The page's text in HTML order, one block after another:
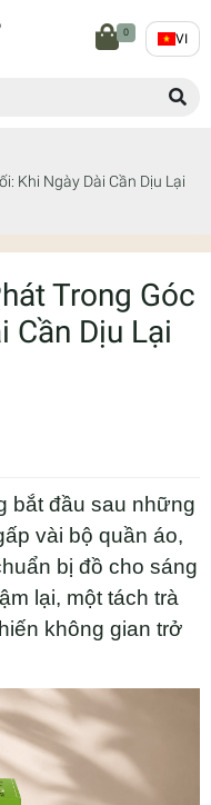
0 VI
Khi Ngày Dài Cần Dịu Lại
Trong Góc
Cần Dịu Lại
bắt đầu sau những
vài bộ quần áo,
bị đồ cho sáng
lại, một tách trà
không gian trở